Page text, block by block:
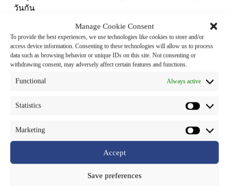
Manage Cookie Consent
To provide the best experiences, we use technologies like cookies to store and/or
access device information. Consenting to these technologies will allow us to process
data such as browsing behavior or unique IDs on this site. Not consenting or
withdrawing consent, may adversely affect certain features and functions.
Functional Always active
Statistics
Marketing
Accept
Save preferences
วันกัน
ปริมาณมาก สามารถส่งผลกระทบต่อปอด หัวใจ ระบบ
ภูมิคุ้มกัน และสุขภาพในระยะยาว
🔍 5 วิธีป้องกันอันตรายจากฝุ่น PM2.5 ที่ทำได้จริงในชีวิต
✔️ สวมหน้ากากป้องกันฝุ่น หรือ N95 / KN95 เมื่อต้องออก
✔️ ปิดประตูหน้าต่างให้มิดชิด และหมั่นทำความสะอาด
บ้าน เพื่อดูแลอากาศภายในบ้านให้สะอาด ลดการสะสม
✔️ รักษาร่างกายให้แข็งแรงอยู่เสมอ พักผ่อนให้เพียงพอ
ดื่มน้ำสะอาด 6-8 แก้ว/วัน และรับประทานอาหารที่มี